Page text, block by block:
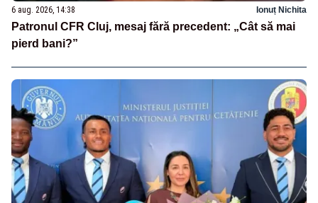
6 aug. 2026, 14:38 Ionuț Nichita
Patronul CFR Cluj, mesaj fără precedent: „Cât să mai
pierd bani?”